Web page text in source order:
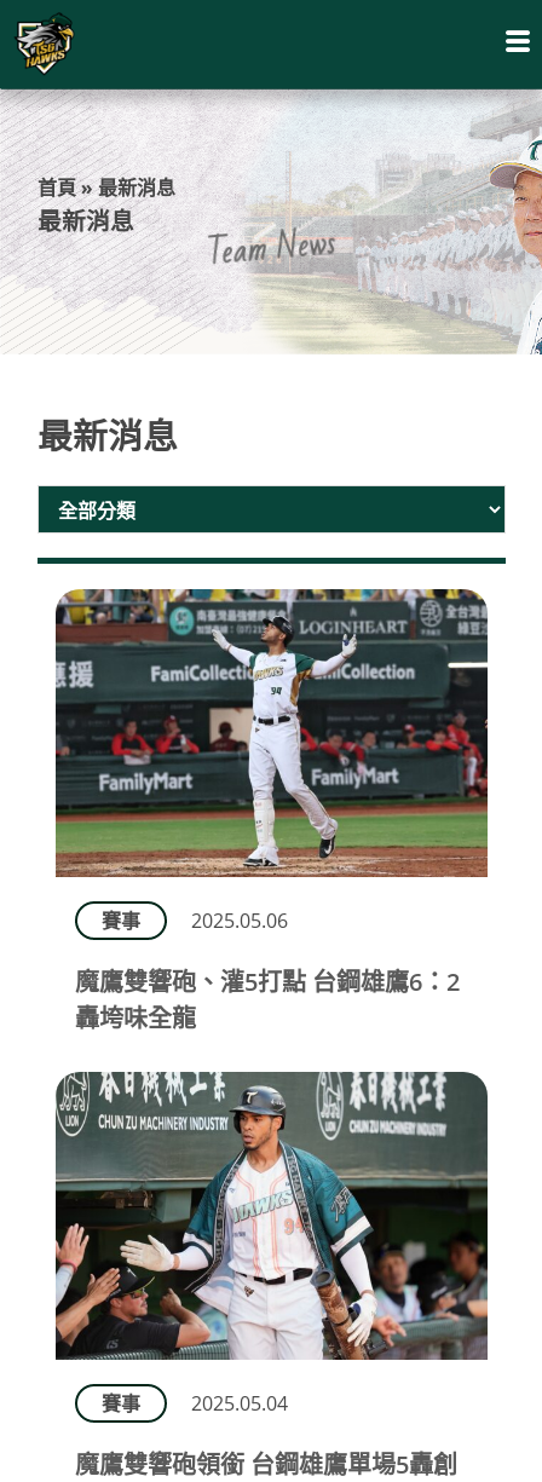
首頁»最新消息
最新消息 Team News
最新消息
賽事 2025.05.06
魔鷹雙響砲、灌5打點 台鋼雄鷹6：2
轟垮味全龍
賽事 2025.05.04
魔鷹雙響砲領銜 台鋼雄鷹單場5轟創